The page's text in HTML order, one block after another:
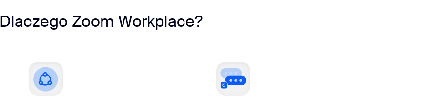
Dlaczego Zoom Workplace?